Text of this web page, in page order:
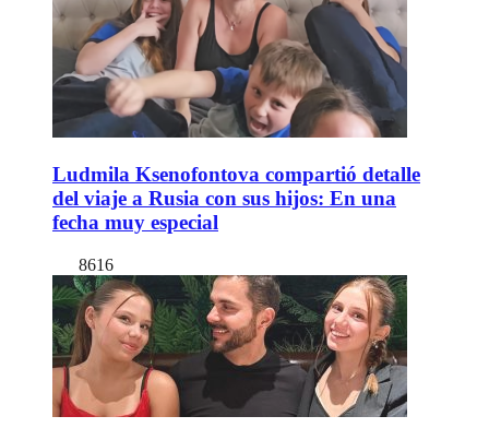
Ludmila Ksenofontova compartió detalle
del viaje a Rusia con sus hijos: En una
fecha muy especial
8616